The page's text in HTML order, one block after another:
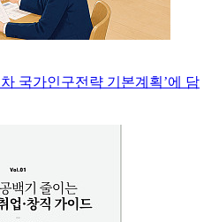
국가인구전략 기본계획’에 담